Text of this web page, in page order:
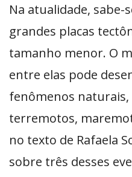
Na atualidade, sabe-
grandes placas
tamanho menor. O
entre elas pode
fenômenos naturais,
terremotos,
no texto de Rafaela
sobre três desses